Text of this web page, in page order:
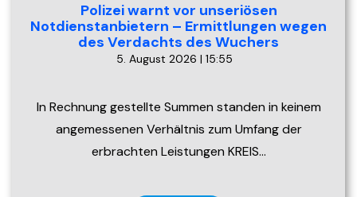
Polizei warnt vor unseriösen
Notdienstanbietern – Ermittlungen wegen
des Verdachts des Wuchers
5. August 2026 | 15:55
In Rechnung gestellte Summen standen in keinem
angemessenen Verhältnis zum Umfang der
erbrachten Leistungen KREIS…